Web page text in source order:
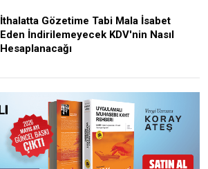
İthalatta Gözetime Tabi Mala İsabet
Eden İndirilemeyecek KDV'nin Nasıl
Hesaplanacağı